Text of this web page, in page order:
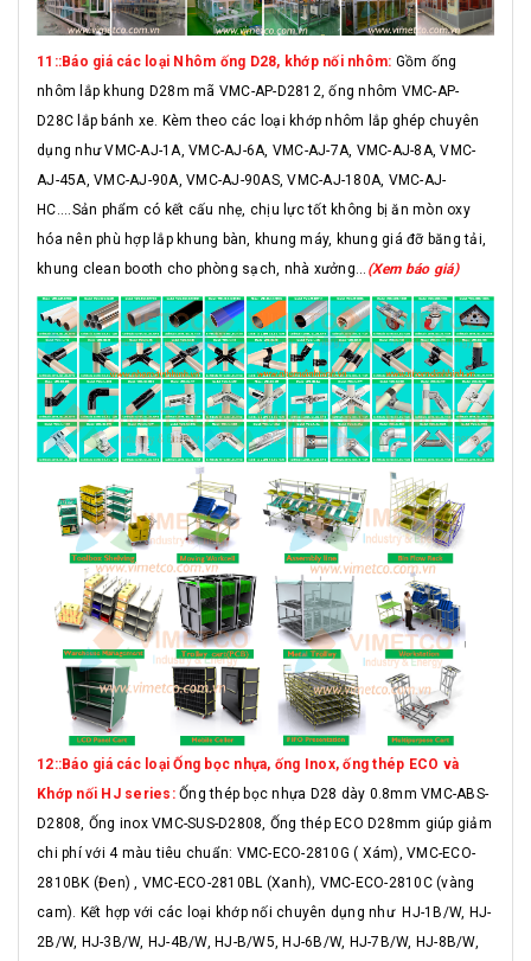
11::Báo giá các loại Nhôm ống D28, khớp nối nhôm: Gồm ống
nhôm lắp khung D28m mã VMC-AP-D2812, ống nhôm VMC-AP-
D28C lắp bánh xe. Kèm theo các loại khớp nhôm lắp ghép chuyên
dụng như VMC-AJ-1A, VMC-AJ-6A, VMC-AJ-7A, VMC-AJ-8A, VMC-
AJ-45A, VMC-AJ-90A, VMC-AJ-90AS, VMC-AJ-180A, VMC-AJ-
HC....Sản phẩm có kết cấu nhẹ, chịu lực tốt không bị ăn mòn oxy
hóa nên phù hợp lắp khung bàn, khung máy, khung giá đỡ băng tải,
khung clean booth cho phòng sạch, nhà xưởng... (Xem báo giá)
12::Báo giá các loại Ống bọc nhựa, ống Inox, ống thép ECO và
Khớp nối HJ series:Ống thép bọc nhựa D28 dày 0.8mm VMC-ABS-
D2808, Ống inox VMC-SUS-D2808, Ống thép ECO D28mm giúp giảm
chi phí với 4 màu tiêu chuẩn: VMC-ECO-2810G ( Xám), VMC-ECO-
2810BK (Đen) , VMC-ECO-2810BL (Xanh), VMC-ECO-2810C (vàng
cam). Kết hợp với các loại khớp nối chuyên dụng như HJ-1B/W, HJ-
2B/W, HJ-3B/W, HJ-4B/W, HJ-B/W5, HJ-6B/W, HJ-7B/W, HJ-8B/W,